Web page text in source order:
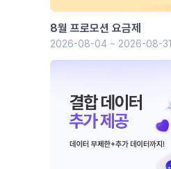
8월 프로모션 요금제
2026-08-04 ~ 2026-08-31